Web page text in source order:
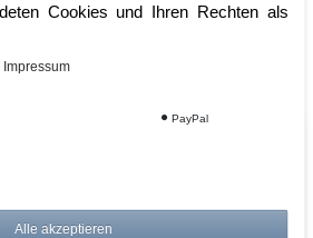
Profis - Ihre Vorteile
Cookies und Ihren Rechten als
Impressum
PayPal
Alle akzeptieren